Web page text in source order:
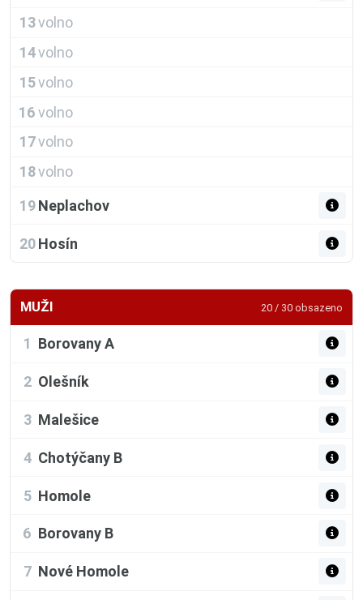
13volno
14volno
15volno
16volno
17volno
18volno
19 Neplachov
20 Hosín
MUŽI 20 / 30 obsazeno
1 Borovany A
2 Olešník
3 Malešice
4 Chotýčany B
5 Homole
6 Borovany B
7 Nové Homole